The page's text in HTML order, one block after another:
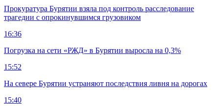
Прокуратура Бурятии взяла под контроль расследование
трагедии с опрокинувшимся грузовиком
16:36
Погрузка на сети «РЖД» в Бурятии выросла на 0,3%
15:52
На севере Бурятии устраняют последствия ливня на дорогах
15:40